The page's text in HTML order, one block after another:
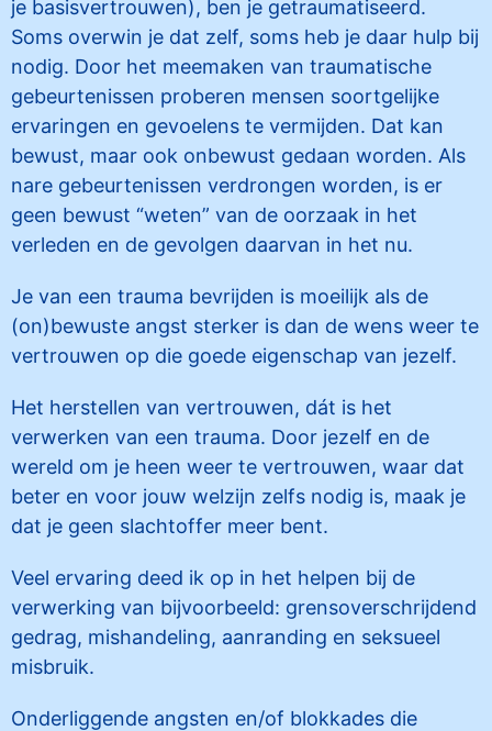
je basisvertrouwen), ben je getraumatiseerd.
Soms overwin je dat zelf, soms heb je daar hulp bij
nodig. Door het meemaken van traumatische
gebeurtenissen proberen mensen soortgelijke
ervaringen en gevoelens te vermijden. Dat kan
bewust, maar ook onbewust gedaan worden. Als
nare gebeurtenissen verdrongen worden, is er
geen bewust “weten” van de oorzaak in het
verleden en de gevolgen daarvan in het nu.
Je van een trauma bevrijden is moeilijk als de
(on)bewuste angst sterker is dan de wens weer te
vertrouwen op die goede eigenschap van jezelf.
Het herstellen van vertrouwen, dát is het
verwerken van een trauma. Door jezelf en de
wereld om je heen weer te vertrouwen, waar dat
beter en voor jouw welzijn zelfs nodig is, maak je
dat je geen slachtoffer meer bent.
Veel ervaring deed ik op in het helpen bij de
verwerking van bijvoorbeeld: grensoverschrijdend
gedrag, mishandeling, aanranding en seksueel
misbruik.
Onderliggende angsten en/of blokkades die